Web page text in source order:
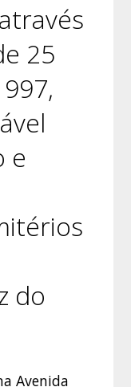
25
e
do
Avenida